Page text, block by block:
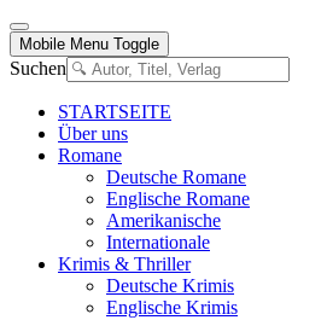
Mobile Menu Toggle
Suchen
STARTSEITE
Über uns
Romane
Deutsche Romane
Englische Romane
Amerikanische
Internationale
Krimis & Thriller
Deutsche Krimis
Englische Krimis